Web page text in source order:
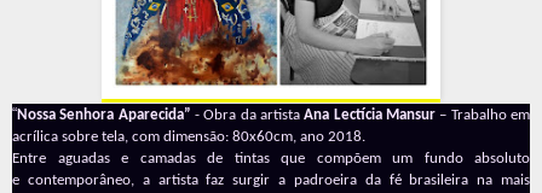
“Nossa Senhora Aparecida” - Obra da artistaAna Lectícia Mansur – Trabalho em
acrílica sobre tela, com dimensão: 80x60cm, ano 2018.
Entre aguadas e camadas de tintas que compõem um fundo absoluto
e contemporâneo, a artista faz surgir a padroeira da fé brasileira na mais